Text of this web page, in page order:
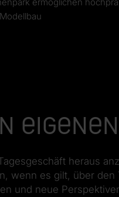
ermöglichen
heraus
wenn es gilt, über
und neue